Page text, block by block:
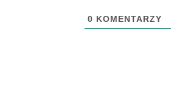
0 KOMENTARZY